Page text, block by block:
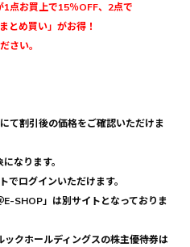
1点お買上で15％OFF、2点で
とめ買い」がお得！
さい。
て割引後の価格をご確認いただけま
なります。
ログインいただけます。
SHOP」は別サイトとなっておりま
クホールディングスの株主優待券は